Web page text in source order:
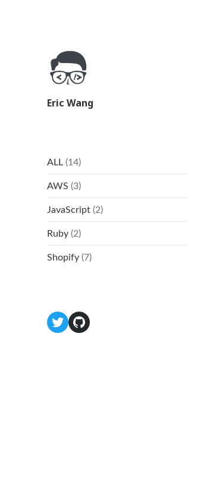
Eric Wang
ALL (14)
AWS (3)
JavaScript (2)
Ruby (2)
Shopify (7)